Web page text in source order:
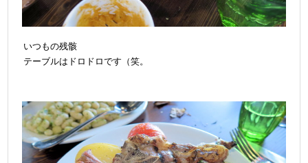
いつもの残骸
テーブルはドロドロです（笑。